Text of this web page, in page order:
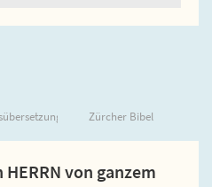
Zürcher Bibel
von ganzem